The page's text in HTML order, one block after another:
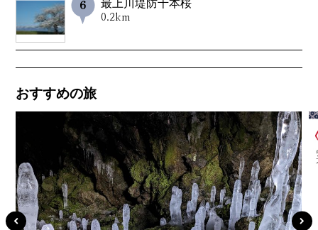
最上川堤防千本桜
0.2km
おすすめの旅